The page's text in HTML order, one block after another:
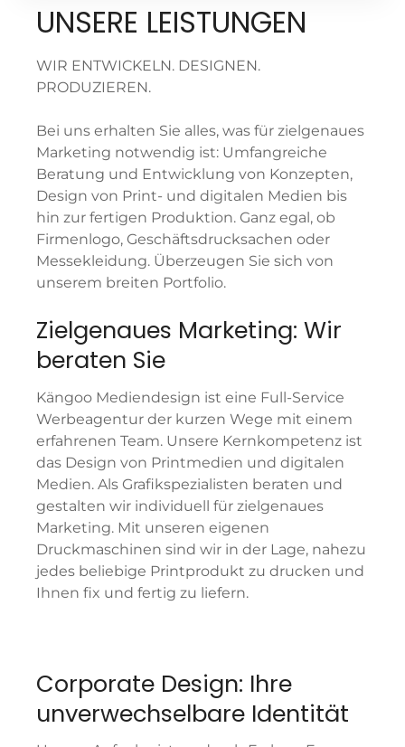
UNSERE LEISTUNGEN
WIR ENTWICKELN. DESIGNEN.
PRODUZIEREN.
Bei uns erhalten Sie alles, was für zielgenaues
Marketing notwendig ist: Umfangreiche
Beratung und Entwicklung von Konzepten,
Design von Print- und digitalen Medien bis
hin zur fertigen Produktion. Ganz egal, ob
Firmenlogo, Geschäftsdrucksachen oder
Messekleidung. Überzeugen Sie sich von
unserem breiten Portfolio.
Zielgenaues Marketing: Wir
beraten Sie
Kängoo Mediendesign ist eine Full-Service
Werbeagentur der kurzen Wege mit einem
erfahrenen Team. Unsere Kernkompetenz ist
das Design von Printmedien und digitalen
Medien. Als Grafikspezialisten beraten und
gestalten wir individuell für zielgenaues
Marketing. Mit unseren eigenen
Druckmaschinen sind wir in der Lage, nahezu
jedes beliebige Printprodukt zu drucken und
Ihnen fix und fertig zu liefern.
Corporate Design: Ihre
unverwechselbare Identität